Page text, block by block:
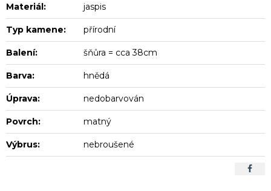
Materiál: jaspis
Typ kamene: přírodní
Balení: šňůra = cca 38cm
Barva: hnědá
Úprava: nedobarvován
Povrch: matný
Výbrus: nebroušené